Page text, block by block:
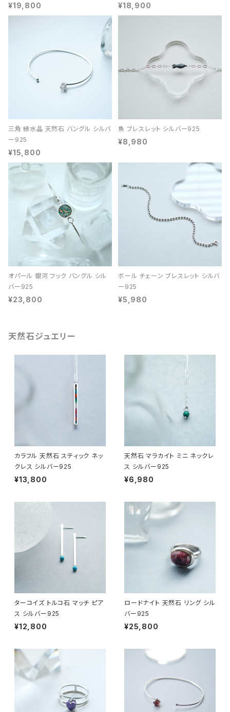
¥19,800 ¥18,900
三角 緑水晶 天然石 バングル シルバ
ー925
¥15,800
魚 ブレスレット シルバー925
¥8,980
オパール 銀河 フック バングル シル
バー925
¥23,800
ボール チェーン ブレスレット シルバ
ー925
¥5,980
天然石ジュエリー
カラフル 天然石 スティック ネッ
クレス シルバー925
¥13,800
天然石 マラカイト ミニ ネックレ
ス シルバー925
¥6,980
ターコイズ トルコ石 マッチ ピア
ス シルバー925
¥12,800
ロードナイト 天然石 リング シル
バー925
¥25,800